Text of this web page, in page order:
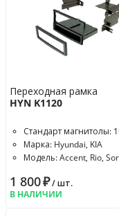
Переходная рамка
HYN K1120
Стандарт магнитолы:
Марка: Hyundai, KIA
Модель: Accent, Rio,
1 800₽/ шт.
В НАЛИЧИИ